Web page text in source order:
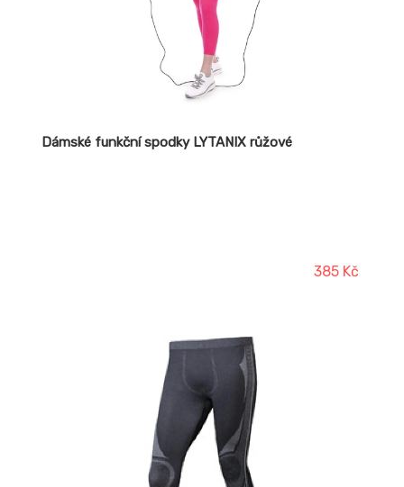
Dámské funkční spodky LYTANIX růžové
385 Kč